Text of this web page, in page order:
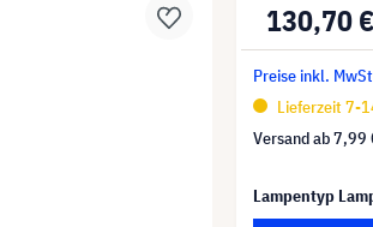
130,70
Preise inkl.
Lieferzeit 7-
Versand ab7,99
Lampentyp